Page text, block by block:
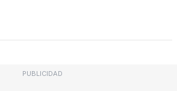
PUBLICIDAD